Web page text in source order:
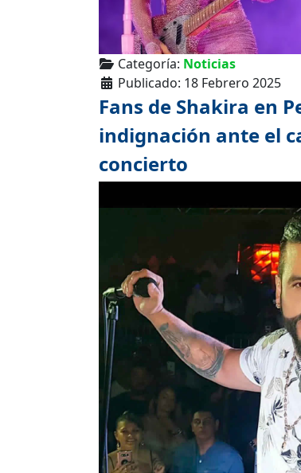
Categoría: Noticias
Publicado: 18 Febrero 2025
Fans de Shakira en
indignación ante el
concierto